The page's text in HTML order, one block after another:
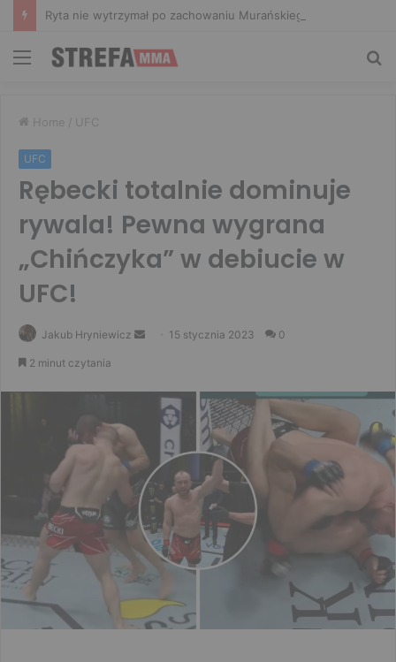
Menu
Home / UFC
UFC
Rębecki totalnie dominuje
rywala! Pewna wygrana
„Chińczyka” w debiucie w
UFC!
Jakub Hryniewicz
Send 15 stycznia 2023 0
2 minut czytania